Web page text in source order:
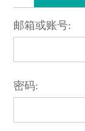
邮箱或账号:
密码: